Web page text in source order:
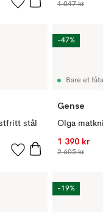
1 047 kr
stål
Bare et
Gense
Olga
1 390 kr
2 605 kr
-47%
-19%